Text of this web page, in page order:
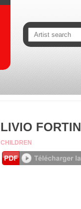
LIVIO FORTIN
CHILDREN